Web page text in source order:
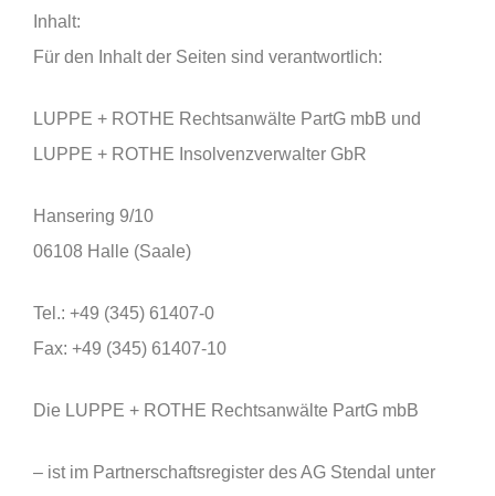
Inhalt:
Für den Inhalt der Seiten sind verantwortlich:
LUPPE + ROTHE Rechtsanwälte PartG mbB und
LUPPE + ROTHE Insolvenzverwalter GbR
Hansering 9/10
06108 Halle (Saale)
Tel.: +49 (345) 61407-0
Fax: +49 (345) 61407-10
Die LUPPE + ROTHE Rechtsanwälte PartG mbB
– ist im Partnerschaftsregister des AG Stendal unter